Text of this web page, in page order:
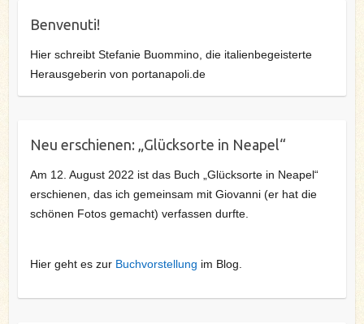
Benvenuti!
Hier schreibt Stefanie Buommino, die italienbegeisterte
Herausgeberin von portanapoli.de
Neu erschienen: „Glücksorte in Neapel“
Am 12. August 2022 ist das Buch „Glücksorte in Neapel“
erschienen, das ich gemeinsam mit Giovanni (er hat die
schönen Fotos gemacht) verfassen durfte.
Hier geht es zur Buchvorstellung im Blog.